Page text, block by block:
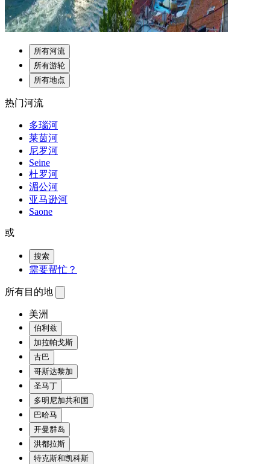
所有河流
所有游轮
所有地点
热门河流
多瑙河
莱茵河
尼罗河
Seine
杜罗河
湄公河
亚马逊河
Saone
或
搜索
需要帮忙？
所有目的地
美洲
伯利兹
加拉帕戈斯
古巴
哥斯达黎加
圣马丁
多明尼加共和国
巴哈马
开曼群岛
洪都拉斯
特克斯和凯科斯